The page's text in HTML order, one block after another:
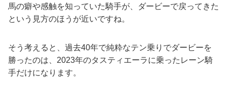
馬の癖や感触を知っていた騎手が、ダービーで戻ってきた
という見方のほうが近いですね。
そう考えると、過去40年で純粋なテン乗りでダービーを
勝ったのは、2023年のタスティエーラに乗ったレーン騎
手だけになります。